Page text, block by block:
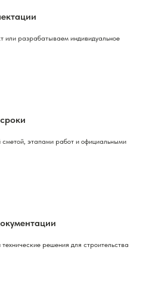
или разрабатываем индивидуальное
этапами работ и официальными
решения для строительства